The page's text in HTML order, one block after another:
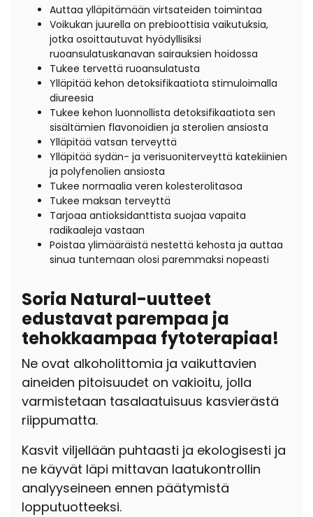
Auttaa ylläpitämään virtsateiden toimintaa
Voikukan juurella on prebioottisia vaikutuksia,
jotka osoittautuvat hyödyllisiksi
ruoansulatuskanavan sairauksien hoidossa
Tukee tervettä ruoansulatusta
Ylläpitää kehon detoksifikaatiota stimuloimalla
diureesia
Tukee kehon luonnollista detoksifikaatiota sen
sisältämien flavonoidien ja sterolien ansiosta
Ylläpitää vatsan terveyttä
Ylläpitää sydän- ja verisuoniterveyttä katekiinien
ja polyfenolien ansiosta
Tukee normaalia veren kolesterolitasoa
Tukee maksan terveyttä
Tarjoaa antioksidanttista suojaa vapaita
radikaaleja vastaan
Poistaa ylimääräistä nestettä kehosta ja auttaa
sinua tuntemaan olosi paremmaksi nopeasti
Soria Natural-uutteet
edustavat parempaa ja
tehokkaampaa fytoterapiaa!
Ne ovat alkoholittomia ja vaikuttavien
aineiden pitoisuudet on vakioitu, jolla
varmistetaan tasalaatuisuus kasvierästä
riippumatta.
Kasvit viljellään puhtaasti ja ekologisesti ja
ne käyvät läpi mittavan laatukontrollin
analyyseineen ennen päätymistä
lopputuotteeksi.